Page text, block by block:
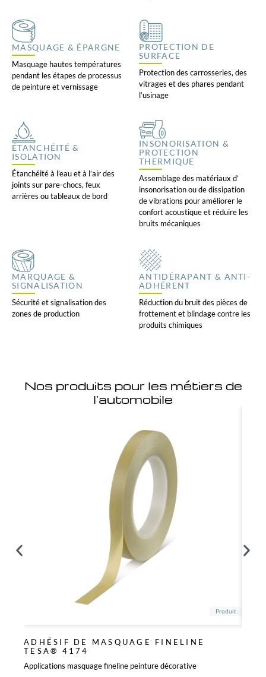
MASQUAGE & ÉPARGNE
Masquage hautes températures
pendant les étapes de processus
de peinture et vernissage
PROTECTION DE
SURFACE
Protection des carrosseries, des
vitrages et des phares pendant
l’usinage
ÉTANCHÉITÉ &
ISOLATION
Étanchéité à l’eau et à l’air des
joints sur pare-chocs, feux
arrières ou tableaux de bord
INSONORISATION &
PROTECTION
THERMIQUE
Assemblage des matériaux d’
insonorisation ou de dissipation
de vibrations pour améliorer le
confort acoustique et réduire les
bruits mécaniques
MARQUAGE &
SIGNALISATION
Sécurité et signalisation des
zones de production
ANTIDÉRAPANT & ANTI-
ADHÉRENT
Réduction du bruit des pièces de
frottement et blindage contre les
produits chimiques
Nos produits pour les métiers de
l'automobile
Produit
ADHÉSIF DE MASQUAGE FINELINE
TESA® 4174
Applications masquage fineline peinture décorative